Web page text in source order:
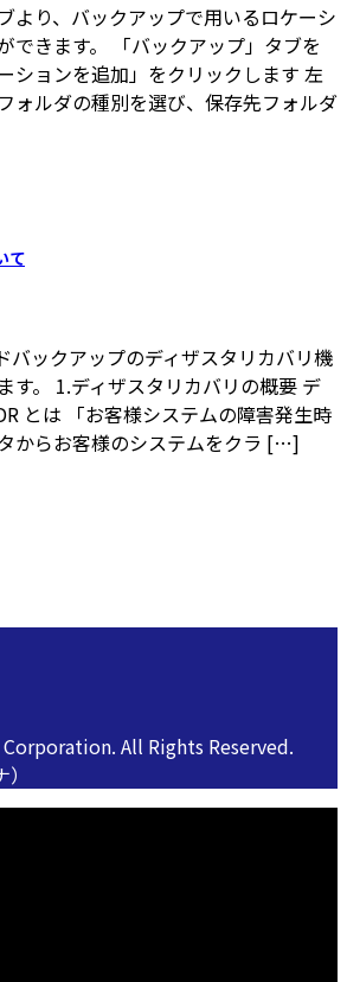
より、バックアップで用いるロケーシ
できます。 「バックアップ」タブを
ションを追加」をクリックします 左
ォルダの種別を選び、保存先フォルダ
て
バックアップのディザスタリカバリ機
す。 1.ディザスタリカバリの概要 デ
とは 「お客様システムの障害発生時
からお客様のシステムをクラ […]
All Rights Reserved.